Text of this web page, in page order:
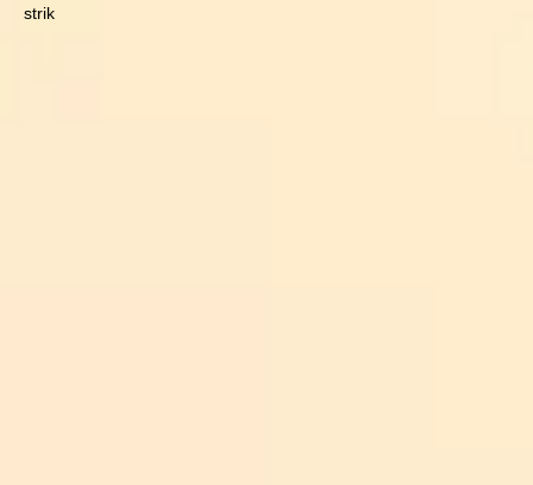
strik